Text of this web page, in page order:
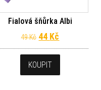
Kč.
je: 134 Kč.
Fialová šňůrka Albi
49Kč Původní cena
44 Kč
KOUPIT